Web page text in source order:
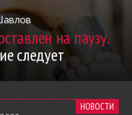
на паузу.
следует
НОВОСТИ